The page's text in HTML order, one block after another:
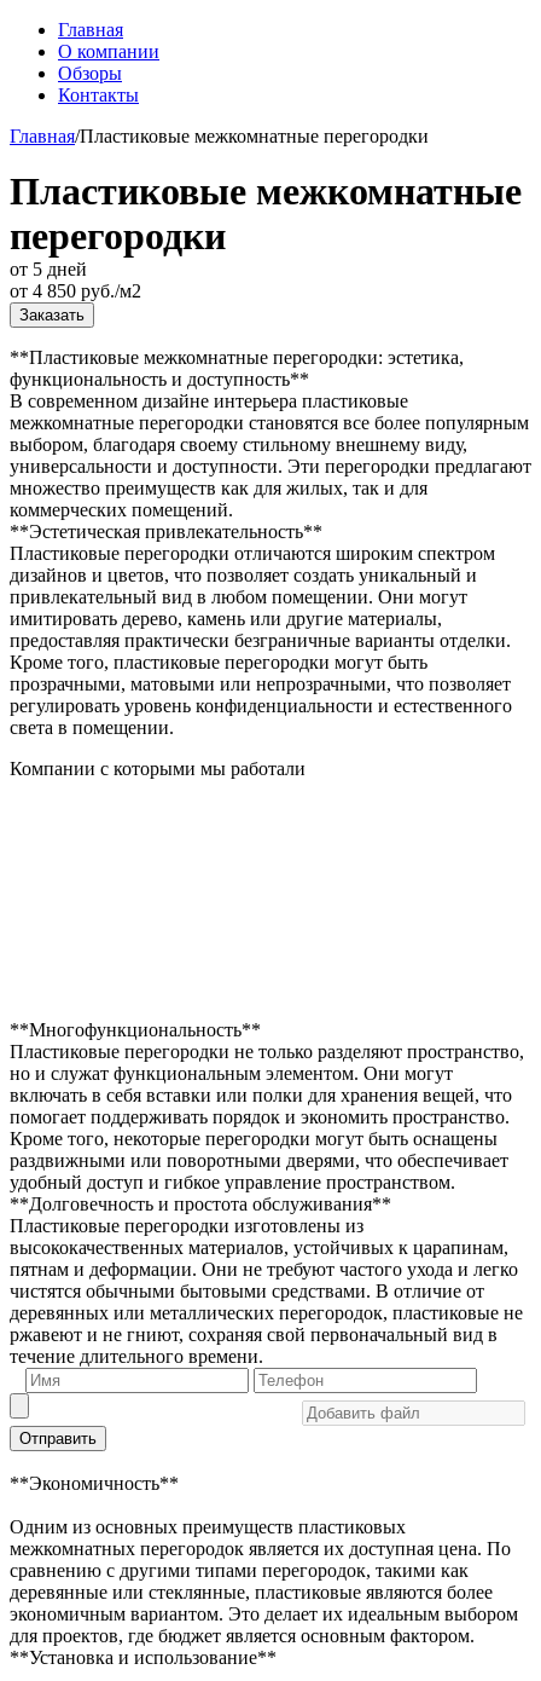
Главная
О компании
Обзоры
Контакты
Главная/Пластиковые межкомнатные перегородки
Пластиковые межкомнатные
перегородки
от 5 дней
от 4 850 руб./м2
Заказать
**Пластиковые межкомнатные перегородки: эстетика,
функциональность и доступность**
В современном дизайне интерьера пластиковые
межкомнатные перегородки становятся все более популярным
выбором, благодаря своему стильному внешнему виду,
универсальности и доступности. Эти перегородки предлагают
множество преимуществ как для жилых, так и для
коммерческих помещений.
**Эстетическая привлекательность**
Пластиковые перегородки отличаются широким спектром
дизайнов и цветов, что позволяет создать уникальный и
привлекательный вид в любом помещении. Они могут
имитировать дерево, камень или другие материалы,
предоставляя практически безграничные варианты отделки.
Кроме того, пластиковые перегородки могут быть
прозрачными, матовыми или непрозрачными, что позволяет
регулировать уровень конфиденциальности и естественного
света в помещении.
Компании с которыми мы работали
**Многофункциональность**
Пластиковые перегородки не только разделяют пространство,
но и служат функциональным элементом. Они могут
включать в себя вставки или полки для хранения вещей, что
помогает поддерживать порядок и экономить пространство.
Кроме того, некоторые перегородки могут быть оснащены
раздвижными или поворотными дверями, что обеспечивает
удобный доступ и гибкое управление пространством.
**Долговечность и простота обслуживания**
Пластиковые перегородки изготовлены из
высококачественных материалов, устойчивых к царапинам,
пятнам и деформации. Они не требуют частого ухода и легко
чистятся обычными бытовыми средствами. В отличие от
деревянных или металлических перегородок, пластиковые не
ржавеют и не гниют, сохраняя свой первоначальный вид в
течение длительного времени.
Отправить
**Экономичность**
Одним из основных преимуществ пластиковых
межкомнатных перегородок является их доступная цена. По
сравнению с другими типами перегородок, такими как
деревянные или стеклянные, пластиковые являются более
экономичным вариантом. Это делает их идеальным выбором
для проектов, где бюджет является основным фактором.
**Установка и использование**